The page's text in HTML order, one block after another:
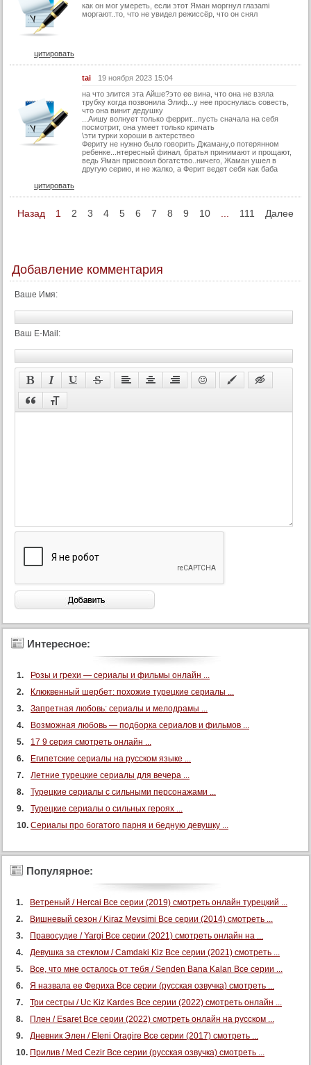
как он мог умереть, если этот Яман моргнул глазаmi
моргают..то, что не увидел режиссёр, что он снял
цитировать
tai
19 ноября 2023 15:04
на что злится эта Айше?это ее вина, что она не взяла
трубку когда позвонила Элиф...у нее проснулась совесть,
что она винит дедушку
...Аишу волнует только феррит...пусть сначала на себя
посмотрит, она умеет только кричать
\эти турки хороши в актерствео
Фериту не нужно было говорить Джаману,о потерянном
ребенке...нтересный финал, братья принимают и прощают,
ведь Яман присвоил богатство..ничего, Жаман ушел в
другую серию, и не жалко, а Ферит ведет себя как бaбa
цитировать
Назад 1 2 3 4 5 6 7 8 9 10 111 Далее
Добавление комментария
Ваше Имя:
Ваш E-Mail:
Интересное:
Розы и грехи — сериалы и фильмы онлайн ...
Клюквенный шербет: похожие турецкие сериалы ...
Запретная любовь: сериалы и мелодрамы ...
Возможная любовь — подборка сериалов и фильмов ...
17 9 серия смотреть онлайн ...
Египетские сериалы на русском языке ...
Летние турецкие сериалы для вечера ...
Турецкие сериалы с сильными персонажами ...
Турецкие сериалы о сильных героях ...
Сериалы про богатого парня и бедную девушку ...
Популярное:
Ветреный / Hercai Все серии (2019) смотреть онлайн турецкий ...
Вишневый сезон / Kiraz Mevsimi Все серии (2014) смотреть ...
Правосудие / Yargi Все серии (2021) смотреть онлайн на ...
Девушка за стеклом / Camdaki Kiz Все серии (2021) смотреть ...
Все, что мне осталось от тебя / Senden Bana Kalan Все серии ...
Я назвала ее Фериха Все серии (русская озвучка) смотреть ...
Три сестры / Uc Kiz Kardes Все серии (2022) смотреть онлайн ...
Плен / Esaret Все серии (2022) смотреть онлайн на русском ...
Дневник Элен / Eleni Oragire Все серии (2017) смотреть ...
Прилив / Med Cezir Все серии (русская озвучка) смотреть ...